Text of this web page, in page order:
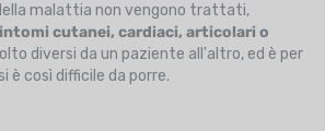
malattia non vengono trattati,
cutanei, cardiaci, articolari o
diversi da un paziente all'altro, ed è per
è così difficile da porre.